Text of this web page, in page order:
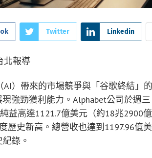
Twitter Linkedin
北報導
）帶來的市場競爭與「谷歌終結」
強勁獲利能力。Alphabet公司於週
益高達1121.7億美元（約18兆2900
度歷史新高。總營收也達到1197.96億
錄。